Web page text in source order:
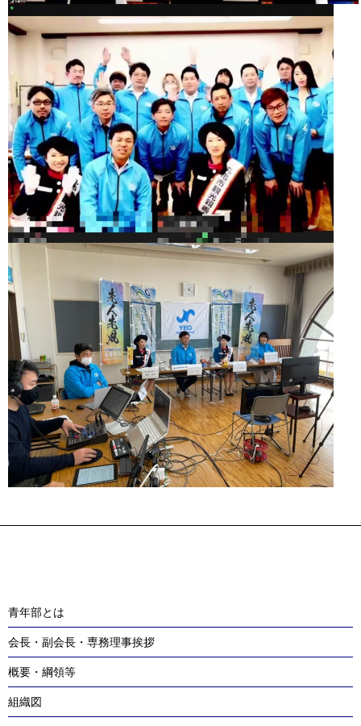
青年部とは
会長・副会長・専務理事挨拶
概要・綱領等
組織図